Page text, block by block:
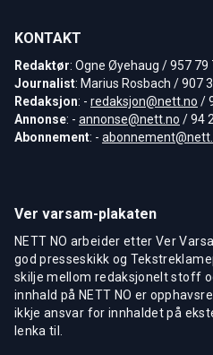
KONTAKT
Redaktør: Ogne Øyehaug / 957 79
Journalist: Marius Rosbach / 907
Redaksjon: - redaksjon@nett.no /
Annonse: - annonse@nett.no / 94
Abonnement: -
Ver varsam-plakaten
NETT NO arbeider etter Ver
god presseskikk og
skilje mellom redaksjonelt stoff
innhald på NETT NO er
ikkje ansvar for innhaldet på
lenka til.